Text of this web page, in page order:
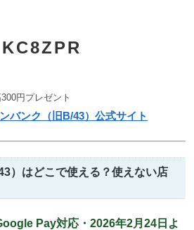
円プレゼント
バンク（旧B/43）公式サイト
）はどこで使える？使えない店
Pay対応・2026年2月24日よ